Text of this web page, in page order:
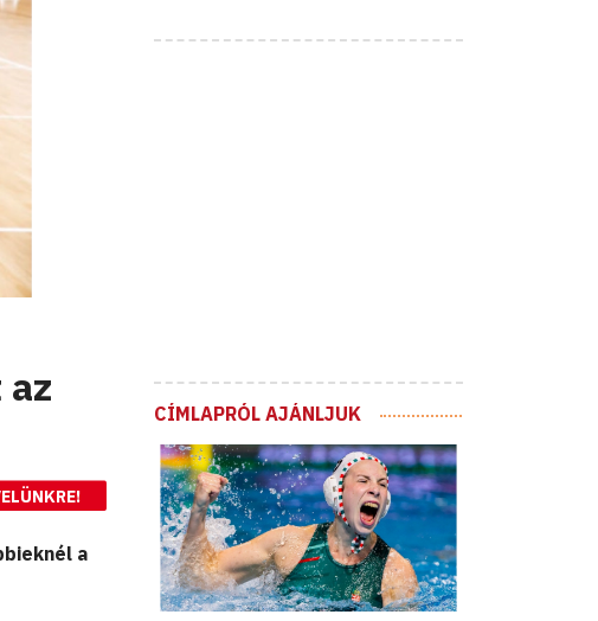
a
CÍMLAPRÓL AJÁNLJUK